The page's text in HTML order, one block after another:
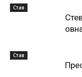
Став
Став